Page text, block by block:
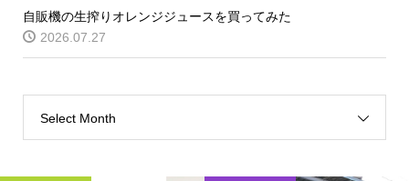
自販機の生搾りオレンジジュースを買ってみた
2026.07.27
Select Month